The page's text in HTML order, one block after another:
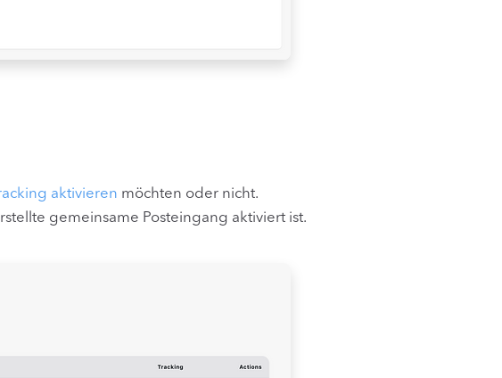
aktivieren möchten oder nicht.
gemeinsame Posteingang aktiviert ist.